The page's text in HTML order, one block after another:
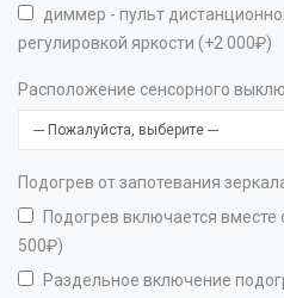
диммер - пульт
регулировкой яркости (+2 000₽)
Расположение сенсорного
Подогрев от запотевания
Подогрев включается
500₽)
Раздельное включение